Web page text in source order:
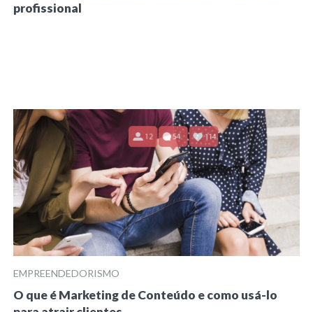
profissional
EMPREENDEDORISMO
O que é Marketing de Conteúdo e como usá-lo